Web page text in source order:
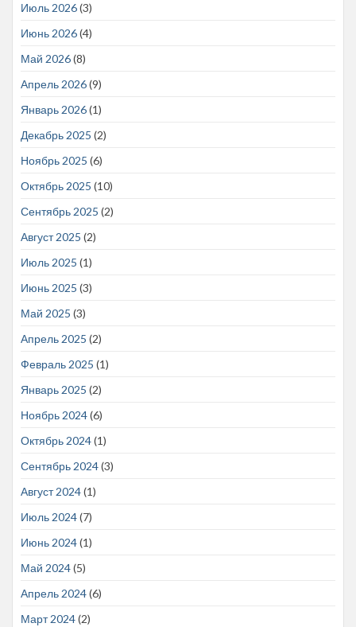
Июль 2026(3)
Июнь 2026(4)
Май 2026(8)
Апрель 2026(9)
Январь 2026(1)
Декабрь 2025 (2)
Ноябрь 2025 (6)
Октябрь 2025 (10)
Сентябрь 2025 (2)
Август 2025 (2)
Июль 2025 (1)
Июнь 2025 (3)
Май 2025 (3)
Апрель 2025 (2)
Февраль 2025 (1)
Январь 2025 (2)
Ноябрь 2024(6)
Октябрь 2024(1)
Сентябрь 2024(3)
Август 2024(1)
Июль 2024(7)
Июнь 2024(1)
Май 2024(5)
Апрель 2024(6)
Март 2024(2)